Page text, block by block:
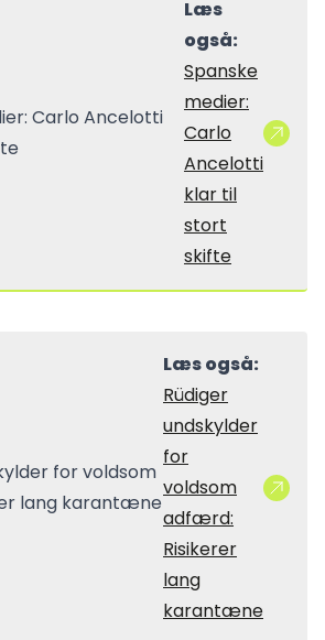
Læs
også:
Spanske
medier:
Carlo
Ancelotti
klar til
stort
skifte
Læs også:
Rüdiger
undskylder
for
voldsom
adfærd:
Risikerer
lang
karantæne